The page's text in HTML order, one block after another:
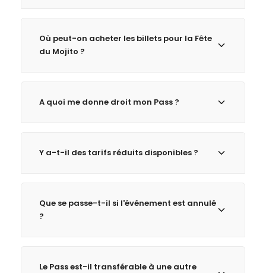
Où peut-on acheter les billets pour la Fête
du Mojito ?
A quoi me donne droit mon Pass ?
Y a-t-il des tarifs réduits disponibles ?
Que se passe-t-il si l'événement est annulé
?
Le Pass est-il transférable à une autre